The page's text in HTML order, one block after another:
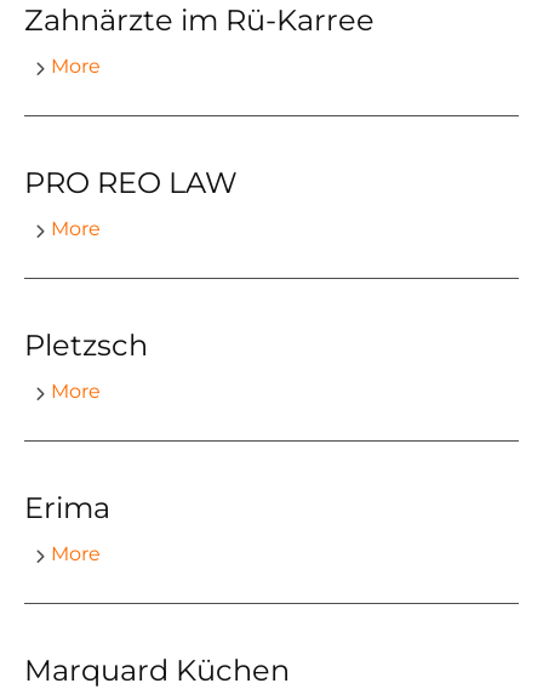
Zahnärzte im Rü-Karree
More
PRO REO LAW
More
Pletzsch
More
Erima
More
Marquard Küchen